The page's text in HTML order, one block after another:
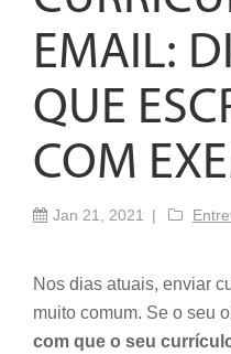
EMAIL:
QUE
COM
Jan 21, 2021
Nos dias atuais, enviar
muito comum. Se o seu
com que o seu